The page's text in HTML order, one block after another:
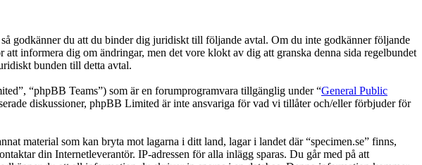
godkänner du att du binder dig juridiskt till följande avtal. Om du inte godkänner följande
informera dig om ändringar, men det vore klokt av dig att granska denna sida regelbundet
bunden till detta avtal.
“phpBB Teams”) som är en forumprogramvara tillgänglig under “General Public
diskussioner, phpBB Limited är inte ansvariga för vad vi tillåter och/eller förbjuder för
material som kan bryta mot lagarna i ditt land, lagar i landet där “specimen.se” finns,
din Internetleverantör. IP-adressen för alla inlägg sparas. Du går med på att